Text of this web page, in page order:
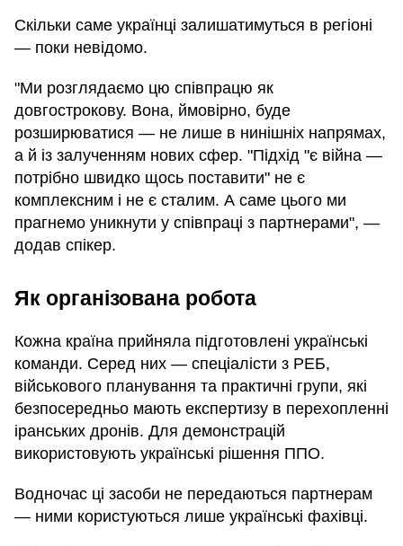
Скільки саме українці залишатимуться в регіоні
— поки невідомо.
"Ми розглядаємо цю співпрацю як
довгострокову. Вона, ймовірно, буде
розширюватися — не лише в нинішніх напрямах,
а й із залученням нових сфер. "Підхід "є війна —
потрібно швидко щось поставити" не є
комплексним і не є сталим. А саме цього ми
прагнемо уникнути у співпраці з партнерами", —
додав спікер.
Як організована робота
Кожна країна прийняла підготовлені українські
команди. Серед них — спеціалісти з РЕБ,
військового планування та практичні групи, які
безпосередньо мають експертизу в перехопленні
іранських дронів. Для демонстрацій
використовують українські рішення ППО.
Водночас ці засоби не передаються партнерам
— ними користуються лише українські фахівці.